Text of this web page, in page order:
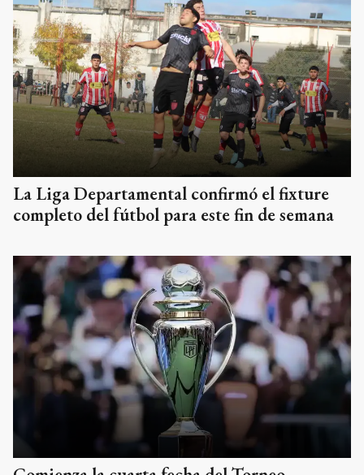
La Liga Departamental confirmó el fixture
completo del fútbol para este fin de semana